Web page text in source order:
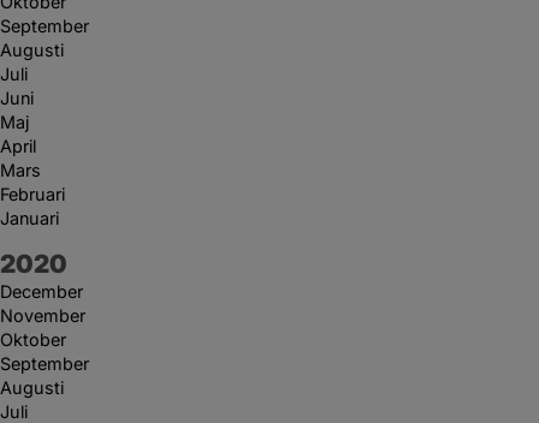
September
Augusti
Juli
Juni
Maj
April
Mars
Februari
Januari
År:
2020
December
November
Oktober
September
Augusti
Juli